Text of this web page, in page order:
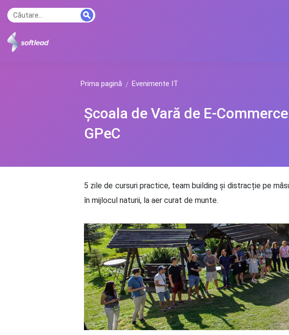
Prima pagină Evenimente IT
Școala de Vară de E-
GPeC
5 zile de cursuri practice, team building și distracție pe
în mijlocul naturii, la aer curat de munte.